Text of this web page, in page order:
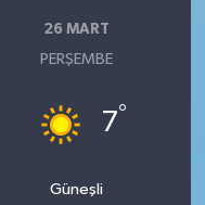
26 MART
PERŞEMBE
7°
Güneşli